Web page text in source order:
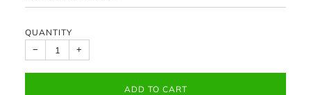
QUANTITY
− +
ADD TO CART